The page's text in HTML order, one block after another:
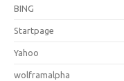
BING
Startpage
Yahoo
wolframalpha